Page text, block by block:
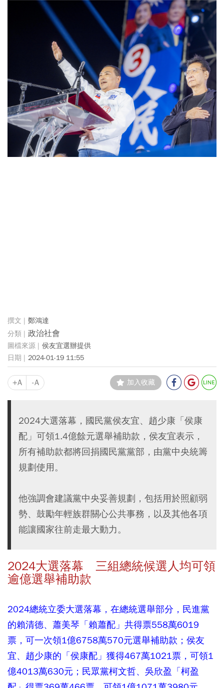
鄭鴻達
政治社會
侯友宜選辦提供
2024-01-19 11:55
+A -A 加入收藏
2024大選落幕，國民黨侯友宜、趙少康「侯康
配」可領1.4億餘元選舉補助款，侯友宜表示，
所有補助款都將回捐國民黨黨部，由黨中央統籌
規劃使用。
他強調會建議黨中央妥善規劃，包括用於照顧弱
勢、鼓勵年輕族群關心公共事務，以及其他各項
能讓國家往前走最大動力。
2024大選落幕 三組總統候選人均可領
逾億選舉補助款
2024總統立委大選落幕，在總統選舉部分，民進黨
的賴清德、蕭美琴「賴蕭配」共得票558萬6019
票，可一次領1億6758萬570元選舉補助款；侯友
宜、趙少康的「侯康配」獲得467萬1021票，可領1
億4013萬630元；民眾黨柯文哲、吳欣盈「柯盈